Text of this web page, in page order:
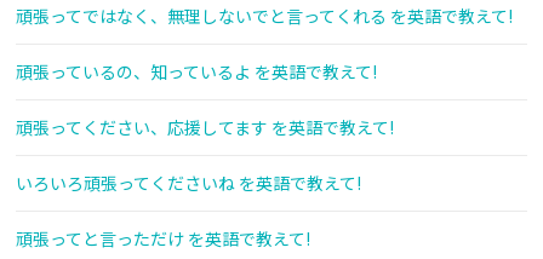
頑張ってではなく、無理しないでと言ってくれる を英語で教えて!
頑張っているの、知っているよ を英語で教えて!
頑張ってください、応援してます を英語で教えて!
いろいろ頑張ってくださいね を英語で教えて!
頑張ってと言っただけ を英語で教えて!